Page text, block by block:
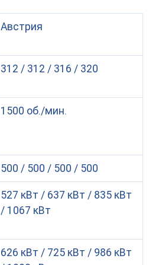
Австрия
312 / 312 / 316 / 320
1500 об./мин.
500 / 500 / 500 / 500
527 кВт / 637 кВт / 835 кВт
/ 1067 кВт
626 кВт / 725 кВт / 986 кВт